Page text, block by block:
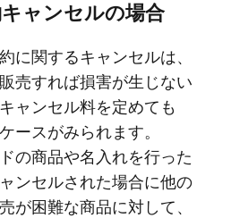
ャンセルの​​場合
に​​関する​​キャンセルは、​​
売すれば​​損害が​​生じない​​
ャンセル料を​​定めても​​
ースが​​みられます。​​
の​​商品や​​名入れを​​行った​​
ンセルされた​​場合に​​他の​​
が​​困難な​​商品に​対して、​​